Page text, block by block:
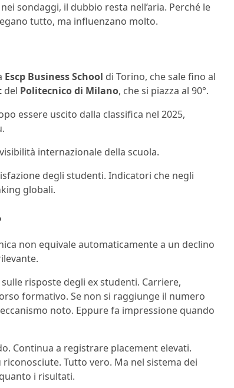
sondaggi, il dubbio resta nell’aria. Perché le
tutto, ma influenzano molto.
Escp Business School di Torino, che sale fino al
del Politecnico di Milano, che si piazza al 90°.
essere uscito dalla classifica nel 2025,
internazionale della scuola.
degli studenti. Indicatori che negli
globali.
non equivale automaticamente a un declino
risposte degli ex studenti. Carriere,
formativo. Se non si raggiunge il numero
noto. Eppure fa impressione quando
Continua a registrare placement elevati.
Tutto vero. Ma nel sistema dei
i risultati.